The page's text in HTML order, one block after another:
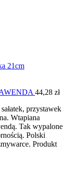
44,28 zł
przystawek
Wtapiana
Tak wypalone
Polski
Produkt